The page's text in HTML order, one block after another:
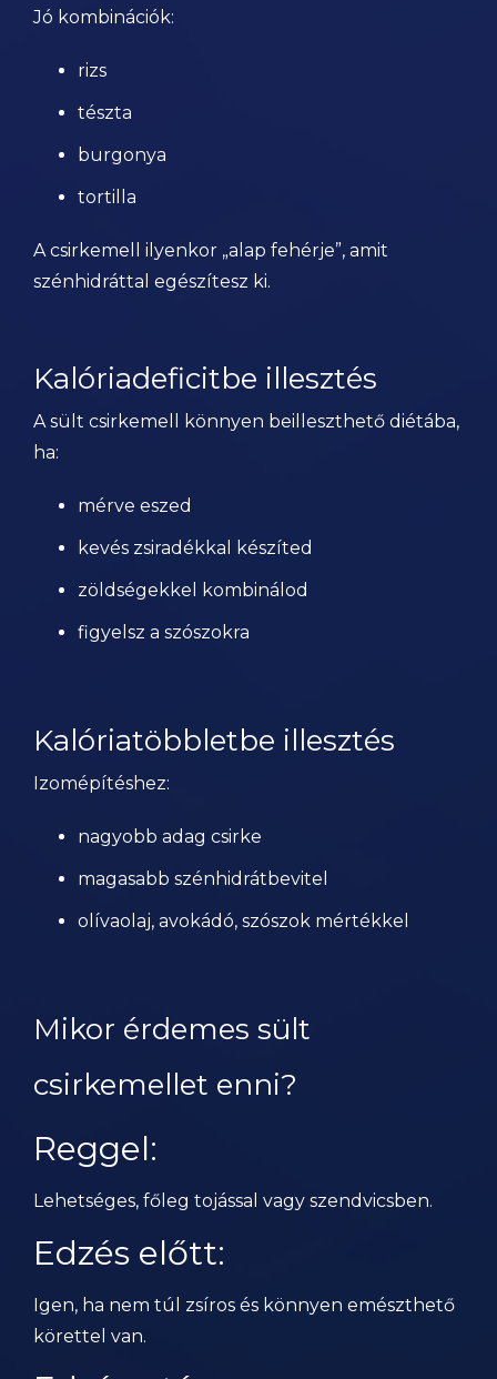
Jó kombinációk:
rizs
tészta
burgonya
tortilla
A csirkemell ilyenkor „alap fehérje”, amit
szénhidráttal egészítesz ki.
Kalóriadeficitbe illesztés
A sült csirkemell könnyen beilleszthető diétába,
ha:
mérve eszed
kevés zsiradékkal készíted
zöldségekkel kombinálod
figyelsz a szószokra
Kalóriatöbbletbe illesztés
Izomépítéshez:
nagyobb adag csirke
magasabb szénhidrátbevitel
olívaolaj, avokádó, szószok mértékkel
Mikor érdemes sült
csirkemellet enni?
Reggel:
Lehetséges, főleg tojással vagy szendvicsben.
Edzés előtt:
Igen, ha nem túl zsíros és könnyen emészthető
körettel van.